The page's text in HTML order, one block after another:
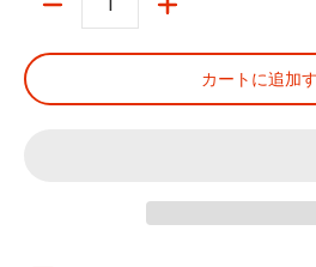
カートに追加